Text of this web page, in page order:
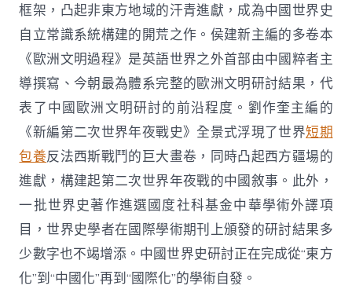
框架，凸起非東方地域的汗青進獻，成為中國世界史
自立常識系統構建的開荒之作。侯建新主編的多卷本
《歐洲文明過程》是英語世界之外首部由中國粹者主
導撰寫、今朝最為體系完整的歐洲文明研討結果，代
表了中國歐洲文明研討的前沿程度。劉作奎主編的
《新編第二次世界年夜戰史》全景式浮現了世界短期
包養反法西斯戰鬥的巨大畫卷，同時凸起西方疆場的
進獻，構建起第二次世界年夜戰的中國敘事。此外，
一批世界史著作進選國度社科基金中華學術外譯項
目，世界史學者在國際學術期刊上頒發的研討結果多
少數字也不竭增添。中國世界史研討正在完成從“東方
化”到“中國化”再到“國際化”的學術自發。